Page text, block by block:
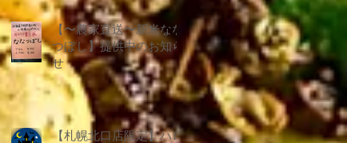
【〜農家直送〜新米なな
つぼし】提供中のお知ら
せ
【札幌北口店限定】ハロ